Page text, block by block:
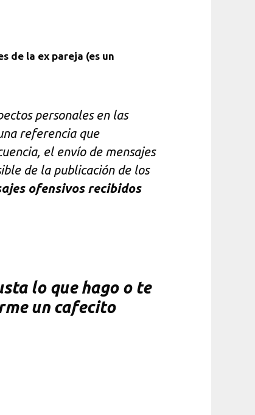
de la ex pareja (es un
personales en las
referencia que
el envío de mensajes
de la publicación de los
ofensivos recibidos
lo que hago o te
un cafecito